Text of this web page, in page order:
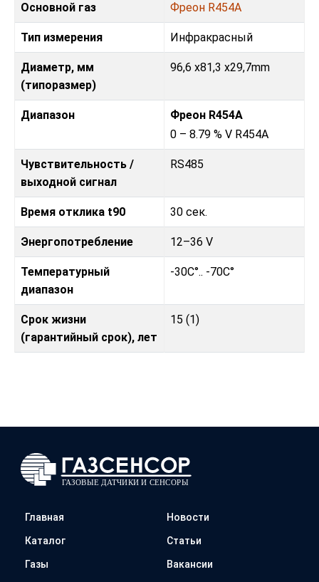
Основной газ Фреон R454A
Тип измерения Инфракрасный
Диаметр, мм
(типоразмер)
96,6 х81,3 х29,7mm
Диапазон
Фреон R454A
0 – 8.79 % V R454A
Чувствительность /
выходной сигнал
RS485
Время отклика t90 30 сек.
Энергопотребление 12–36 V
Температурный
диапазон
-30C°.. -70C°
Срок жизни
(гарантийный срок), лет
15 (1)
Главная
Каталог
Газы
Новости
Статьи
Вакансии